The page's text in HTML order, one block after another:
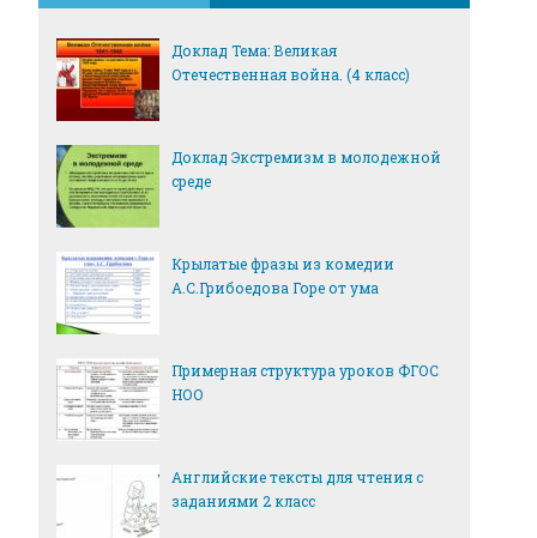
Доклад Тема: Великая
Отечественная война. (4 класс)
Доклад Экстремизм в молодежной
среде
Крылатые фразы из комедии
А.С.Грибоедова Горе от ума
Примерная структура уроков ФГОС
НОО
Английские тексты для чтения с
заданиями 2 класс